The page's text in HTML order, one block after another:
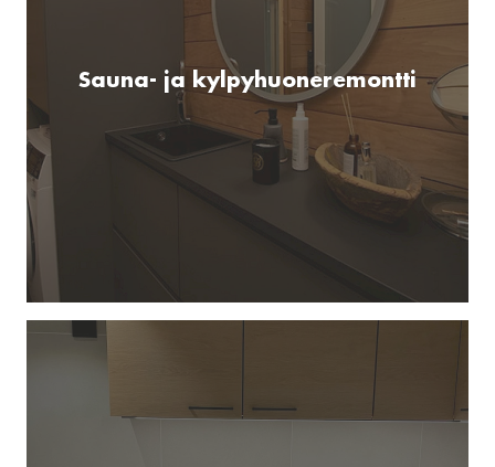
Sauna- ja kylpyhuoneremontti